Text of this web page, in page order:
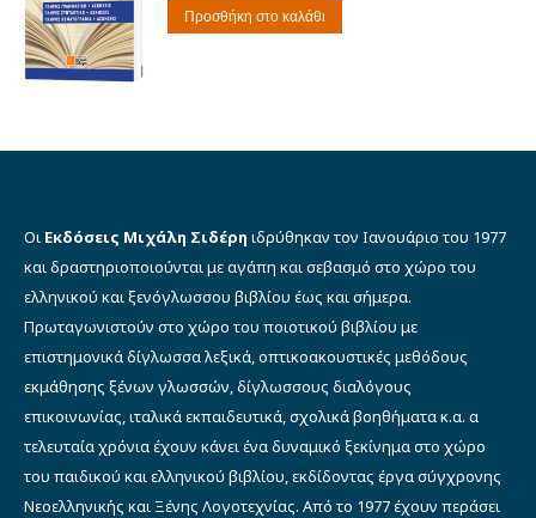
was:
τιμή
Προσθήκη στο καλάθι
Οι Εκδόσεις Μιχάλη Σιδέρη ιδρύθηκαν τον Ιανουάριο του 1977
και δραστηριοποιούνται με αγάπη και σεβασμό στο χώρο του
ελληνικού και ξενόγλωσσου βιβλίου έως και σήμερα.
Πρωταγωνιστούν στο χώρο του ποιοτικού βιβλίου με
επιστημονικά δίγλωσσα λεξικά, οπτικοακουστικές μεθόδους
εκμάθησης ξένων γλωσσών, δίγλωσσους διαλόγους
επικοινωνίας, ιταλικά εκπαιδευτικά, σχολικά βοηθήματα κ.α. α
τελευταία χρόνια έχουν κάνει ένα δυναμικό ξεκίνημα στο χώρο
του παιδικού και ελληνικού βιβλίου, εκδίδοντας έργα σύγχρονης
Νεοελληνικής και Ξένης Λογοτεχνίας. Από το 1977 έχουν περάσει